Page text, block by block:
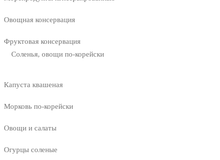
Овощная консервация
Фруктовая консервация
Соленья, овощи по-корейски
Капуста квашеная
Морковь по-корейски
Овощи и салаты
Огурцы соленые